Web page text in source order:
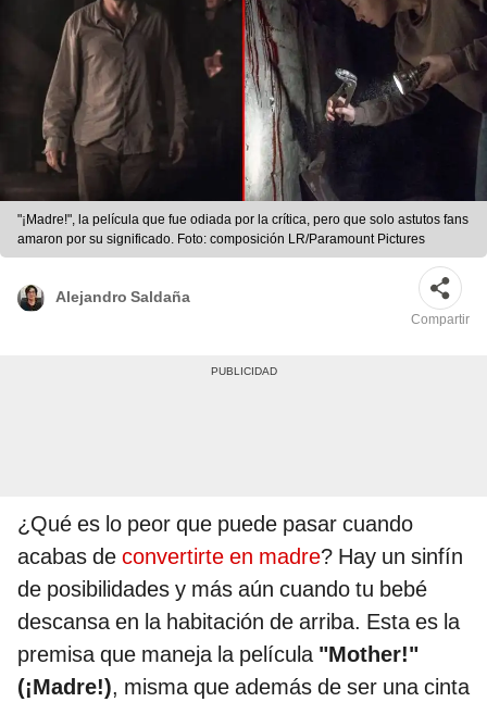
"¡Madre!", la película que fue odiada por la crítica, pero que solo astutos fans
amaron por su significado. Foto: composición LR/Paramount Pictures
Alejandro Saldaña
Compartir
¿Qué es lo peor que puede pasar cuando
acabas de convertirte en madre? Hay un sinfín
de posibilidades y más aún cuando tu bebé
descansa en la habitación de arriba. Esta es la
premisa que maneja la película "Mother!"
(¡Madre!), misma que además de ser una cinta